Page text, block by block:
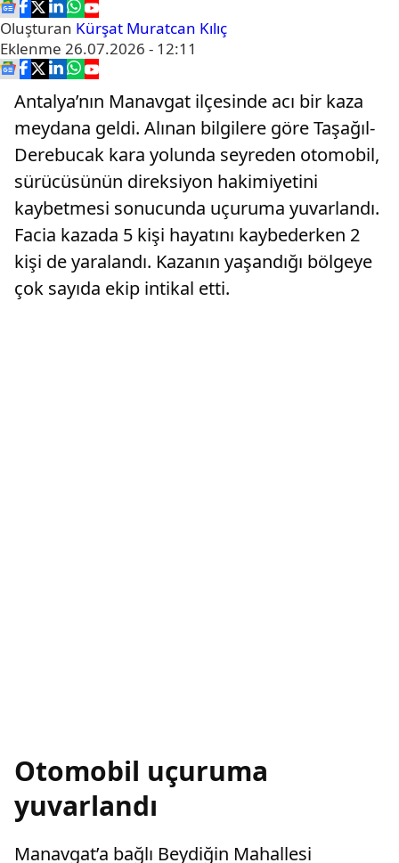
Oluşturan Kürşat Muratcan Kılıç
Eklenme 26.07.2026 - 12:11
Antalya’nın Manavgat ilçesinde acı bir kaza
meydana geldi. Alınan bilgilere göre Taşağıl-
Derebucak kara yolunda seyreden otomobil,
sürücüsünün direksiyon hakimiyetini
kaybetmesi sonucunda uçuruma yuvarlandı.
Facia kazada 5 kişi hayatını kaybederken 2
kişi de yaralandı. Kazanın yaşandığı bölgeye
çok sayıda ekip intikal etti.
Otomobil uçuruma
yuvarlandı
Manavgat’a bağlı Beydiğin Mahallesi